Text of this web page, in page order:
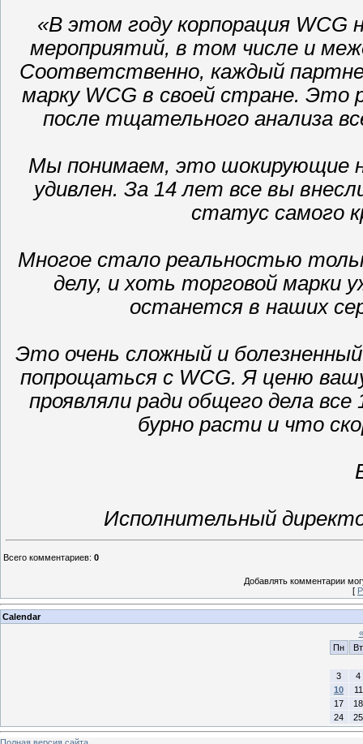
«В этом году корпорация WCG
мероприятий, в том числе и
Соответственно, каждый
марку WCG в своей стране.
после тщательного анализа
Мы понимаем, это шокирующие
удивлен. За 14 лет все вы
статус самого
Многое стало реальностью
делу, и хоть торговой марки
останется в наших
Это очень сложный и
попрощаться с WCG. Я ценю
проявляли ради общего дела
бурно расти и что
Исполнительный
Всего комментариев: 0
Добавлять комментарии
[
Calendar
«
Пн
Вт
3
4
10
11
17
18
24
25
Полная версия сайта